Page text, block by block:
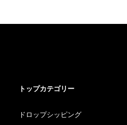
トップカテゴリー
ドロップシッピング